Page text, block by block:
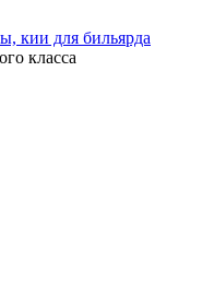
класса